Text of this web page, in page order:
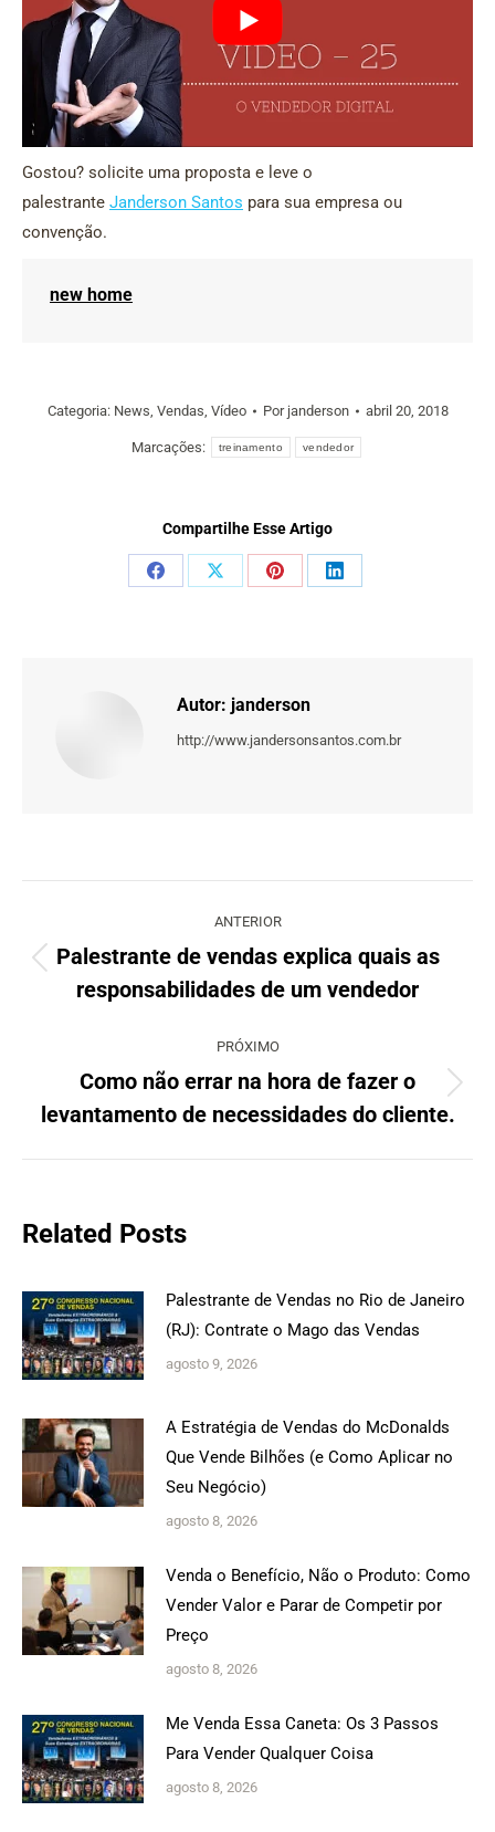
Gostou? solicite uma proposta e leve o
palestrante Janderson Santos para sua empresa ou
convenção.
new home
Categoria: News, Vendas, Vídeo Por janderson abril 20, 2018
Marcações: treinamento vendedor
Compartilhe Esse Artigo
Share
Share
Share
Share
Autor: janderson
http://www.jandersonsantos.com.br
post:
ANTERIOR
anterior:
Palestrante de vendas explica quais as
responsabilidades de um vendedor
PRÓXIMO
post:
Como não errar na hora de fazer o
levantamento de necessidades do cliente.
Related Posts
Palestrante de Vendas no Rio de Janeiro
(RJ): Contrate o Mago das Vendas
agosto 9, 2026
A Estratégia de Vendas do McDonalds
Que Vende Bilhões (e Como Aplicar no
Seu Negócio)
agosto 8, 2026
Venda o Benefício, Não o Produto: Como
Vender Valor e Parar de Competir por
Preço
agosto 8, 2026
Me Venda Essa Caneta: Os 3 Passos
Para Vender Qualquer Coisa
agosto 8, 2026